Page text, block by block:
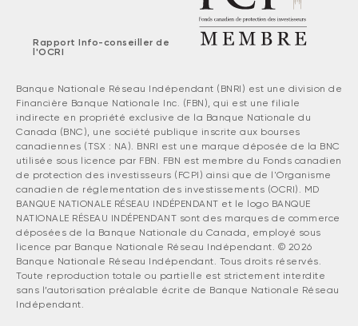
Rapport Info-conseiller de
l'OCRI
Banque Nationale Réseau Indépendant (BNRI) est une division de
Financière Banque Nationale Inc. (FBN), qui est une filiale
indirecte en propriété exclusive de la Banque Nationale du
Canada (BNC), une société publique inscrite aux bourses
canadiennes (TSX : NA). BNRI est une marque déposée de la BNC
utilisée sous licence par FBN. FBN est membre du Fonds canadien
de protection des investisseurs (FCPI) ainsi que de l'Organisme
canadien de réglementation des investissements (OCRI). MD
BANQUE NATIONALE RÉSEAU INDÉPENDANT et le logo BANQUE
NATIONALE RÉSEAU INDÉPENDANT sont des marques de commerce
déposées de la Banque Nationale du Canada, employé sous
licence par Banque Nationale Réseau Indépendant. © 2026
Banque Nationale Réseau Indépendant. Tous droits réservés.
Toute reproduction totale ou partielle est strictement interdite
sans l’autorisation préalable écrite de Banque Nationale Réseau
Indépendant.